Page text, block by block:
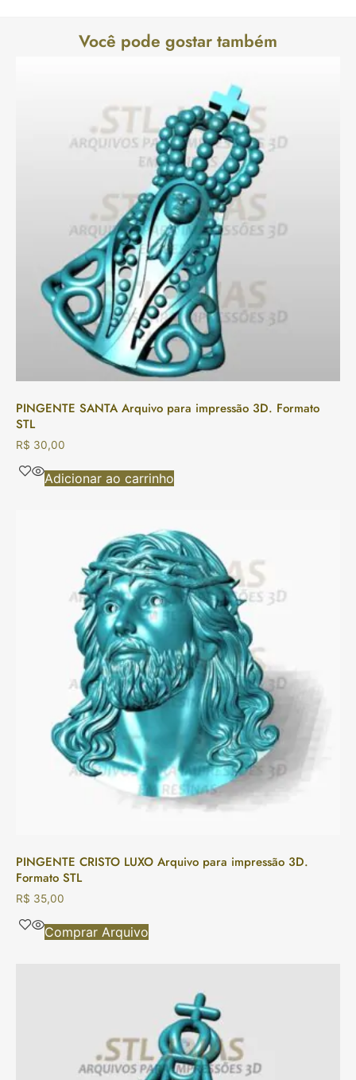
Você pode gostar também
PINGENTE SANTA Arquivo para impressão 3D. Formato
STL
R$ 30,00
Adicionar ao carrinho
PINGENTE CRISTO LUXO Arquivo para impressão 3D.
Formato STL
R$ 35,00
Comprar Arquivo